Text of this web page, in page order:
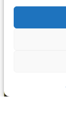
OTA YHTEYTTÄ